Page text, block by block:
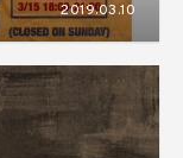
2019.03.10